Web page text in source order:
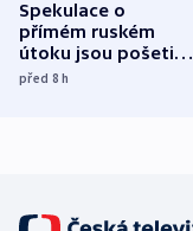
Spekulace o
přímém ruském
útoku jsou pošetilé,
míní estonský
před 8h